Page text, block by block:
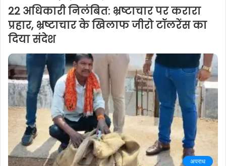
22 अधिकारी निलंबित: भ्रष्टाचार पर करारा
प्रहार, भ्रष्टाचार के खिलाफ जीरो टॉलरेंस का
दिया संदेश
अपराध